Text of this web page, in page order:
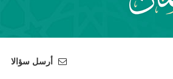
أرسل سؤالا